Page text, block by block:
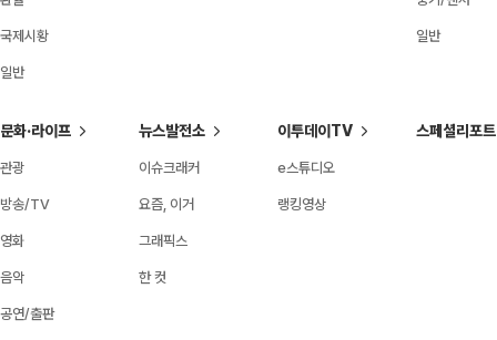
국제시황
일반
일반
문화·라이프
관광
방송/TV
영화
음악
공연/출판
뉴스발전소
이슈크래커
요즘, 이거
그래픽스
한 컷
이투데이TV
e스튜디오
랭킹영상
스페셜리포트